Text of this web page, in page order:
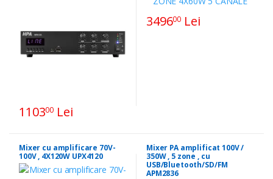
110300 Lei
349600 Lei
Mixer cu amplificare 70V-
100V , 4X120W UPX4120
Mixer PA amplificat 100V /
350W , 5 zone , cu
USB/Bluetooth/SD/FM
APM2836